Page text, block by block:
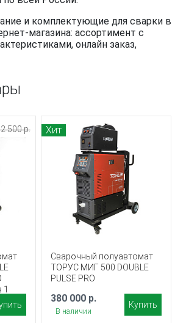
и комплектующие для сварки в
магазина: ассортимент с
онлайн заказ,
1
500 р. Хит
Сварочный полуавтомат
ТОРУС МИГ 500 DOUBLE
PULSE PRO
380 000 р.
В наличии
Купить